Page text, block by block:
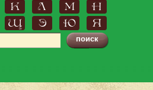
К Л М
Н
Щ Э Ю Я